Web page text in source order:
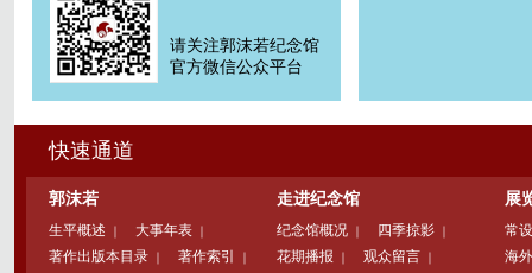
请关注郭沫若纪念馆
官方微信公众平台
快速通道
郭沫若
生平概述 ｜ 大事年表 ｜
著作出版本目录 ｜ 著作索引 ｜
走进纪念馆
纪念馆概况 ｜ 四季掠影 ｜
花期播报 ｜ 观众留言 ｜
展
常
海